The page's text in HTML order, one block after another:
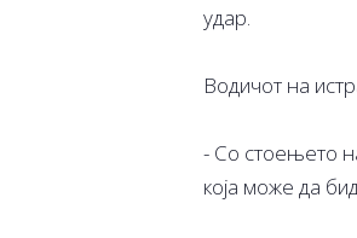
удар.
Водичот на
- Со стоењето
која може да